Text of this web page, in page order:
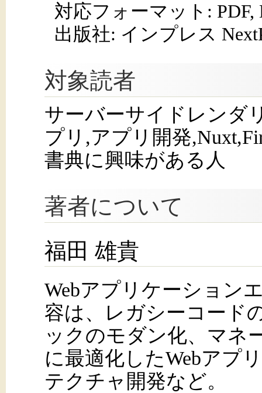
対応フォーマット: PDF,
出版社: インプレス
対象読者
サーバーサイドレンダ
プリ,アプリ開発
書典に興味がある人
著者について
福田 雄貴
Webアプリケーション
容は、レガシーコード
ックのモダン化、マネ
に最適化したWebアプ
テクチャ開発など。